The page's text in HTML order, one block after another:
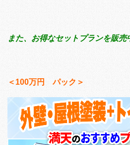
また、お得なセットプランを販売
＜100万円 パック＞